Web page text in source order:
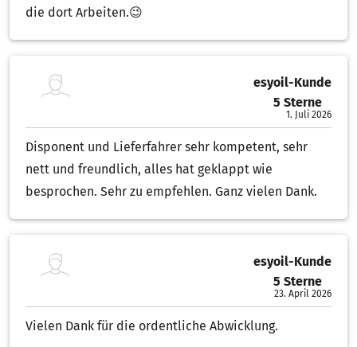
die dort Arbeiten.😉
esyoil-Kunde
5 Sterne
1. Juli 2026
Disponent und Lieferfahrer sehr kompetent, sehr
nett und freundlich, alles hat geklappt wie
besprochen. Sehr zu empfehlen. Ganz vielen Dank.
esyoil-Kunde
5 Sterne
23. April 2026
Vielen Dank für die ordentliche Abwicklung.